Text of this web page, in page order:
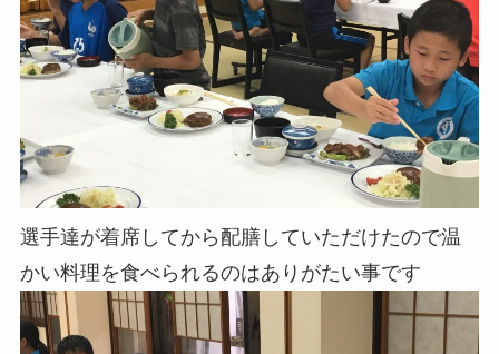
選手達が着席してから配膳していただけたので温
かい料理を食べられるのはありがたい事です